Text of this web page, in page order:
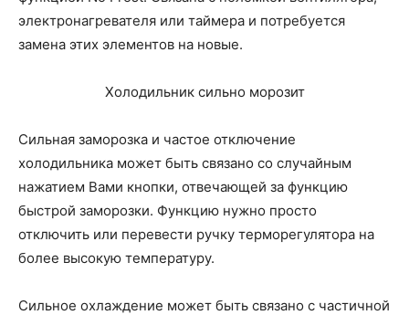
электронагревателя или таймера и потребуется
замена этих элементов на новые.
Холодильник сильно морозит
Сильная заморозка и частое отключение
холодильника может быть связано со случайным
нажатием Вами кнопки, отвечающей за функцию
быстрой заморозки. Функцию нужно просто
отключить или перевести ручку терморегулятора на
более высокую температуру.
Сильное охлаждение может быть связано с частичной